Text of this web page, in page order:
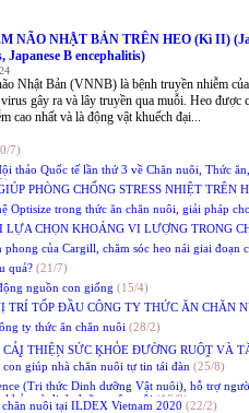
NÃO NHẬT BẢN TRÊN HEO (Kì II)
Japanese B encephalitis)
Nhật Bản (VNNB) là bệnh truyền nhiễm
gây ra và lây truyền qua muỗi. Heo được
cao nhất và là động vật khuếch đại...
7)
thảo Quốc tế lần thứ 3 về Chăn nuôi, Thức
PHÒNG CHỐNG STRESS NHIỆT TRÊN
trong thức ăn chăn nuôi, giải pháp
CHỌN KHOÁNG VI LƯỢNG TRONG
của Cargill, chăm sóc heo nái giai đoạn
quả? (21/7)
nguồn con giống (15/4)
TỐP ĐẦU CÔNG TY THỨC ĂN CHĂN
ty thức ăn chăn nuôi (28/2)
THIỆN SỨC KHỎE ĐƯỜNG RUỘT VÀ
BẰNG CÁCH GIẢM LƯỢNG ĐẠM LÊN
giúp nhà chăn nuôi tự tin tái đàn (25/8)
(Tri thức Dinh dưỡng Vật nuôi), hỗ trợ
khỏe và dinh dưỡng vật nuôi (10/8)
nuôi tại ILDEX Vietnam 2020 (22/2)